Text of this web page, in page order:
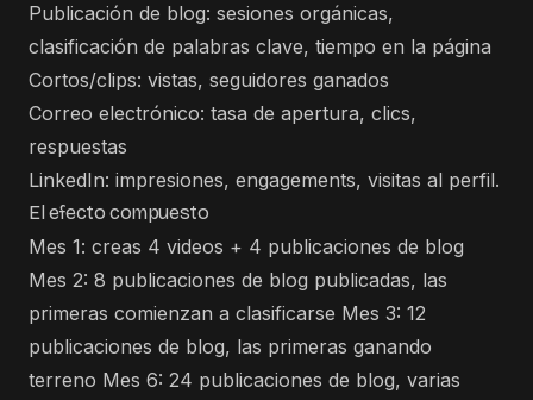
Publicación de blog: sesiones orgánicas,
clasificación de palabras clave, tiempo en la página
Cortos/clips: vistas, seguidores ganados
Correo electrónico: tasa de apertura, clics,
respuestas
LinkedIn: impresiones, engagements, visitas al perfil.
El efecto compuesto
Mes 1: creas 4 videos + 4 publicaciones de blog
Mes 2: 8 publicaciones de blog publicadas, las
primeras comienzan a clasificarse Mes 3: 12
publicaciones de blog, las primeras ganando
terreno Mes 6: 24 publicaciones de blog, varias